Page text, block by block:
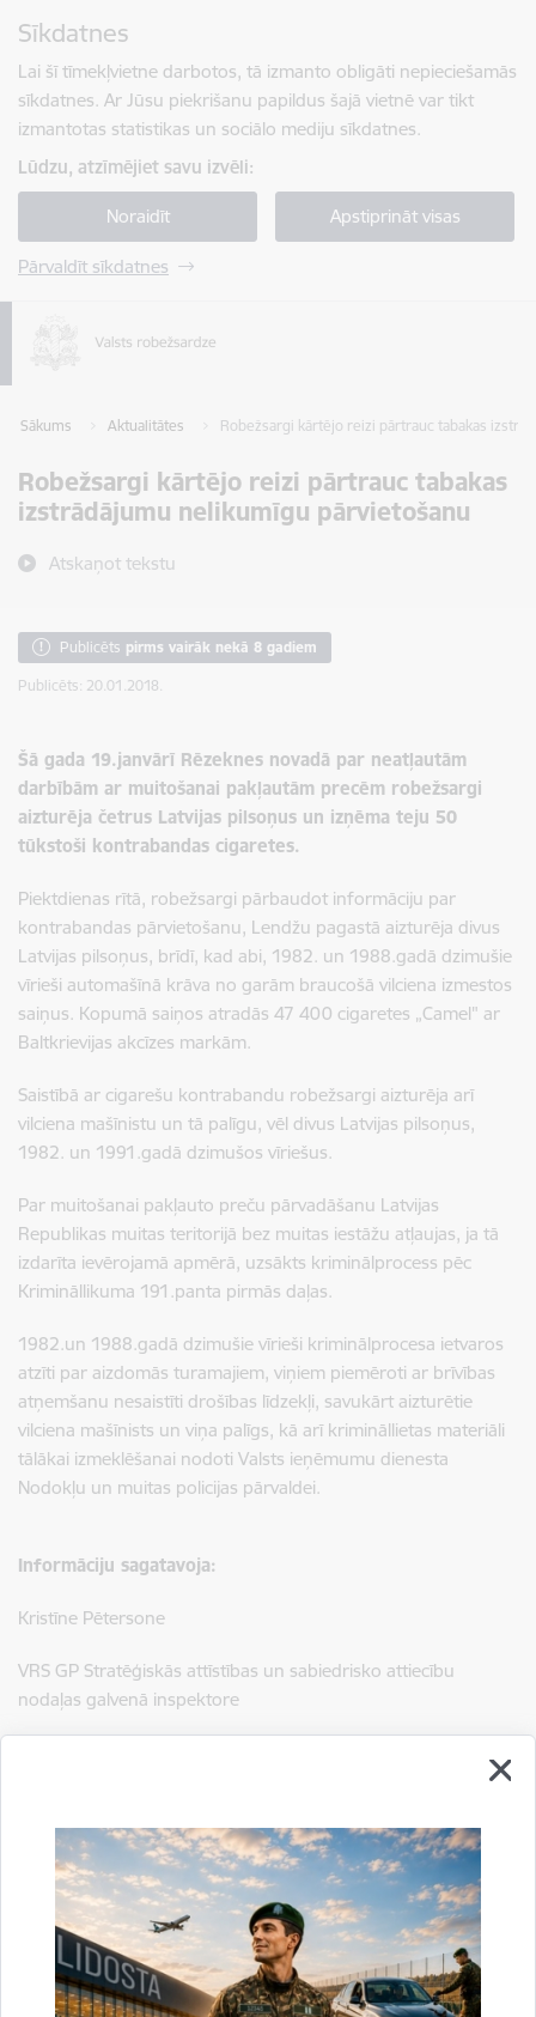
Sīkdatnes
Lai šī tīmekļvietne darbotos, tā izmanto obligāti nepieciešamās
sīkdatnes. Ar Jūsu piekrišanu papildus šajā vietnē var tikt
izmantotas statistikas un sociālo mediju sīkdatnes.
Lūdzu, atzīmējiet savu izvēli:
Noraidīt Apstiprināt visas
Pārvaldīt sīkdatnes
Sākums Aktualitātes Robežsargi kārtējo reizi pārtrauc tabakas
Robežsargi kārtējo reizi pārtrauc tabakas
izstrādājumu nelikumīgu pārvietošanu
Atskaņot tekstu
Publicēts pirms vairāk nekā 8 gadiem
Publicēts: 20.01.2018.
Šā gada 19.janvārī Rēzeknes novadā par neatļautām
darbībām ar muitošanai pakļautām precēm robežsargi
aizturēja četrus Latvijas pilsoņus un izņēma teju 50
tūkstoši kontrabandas cigaretes.
Piektdienas rītā, robežsargi pārbaudot informāciju par
kontrabandas pārvietošanu, Lendžu pagastā aizturēja divus
Latvijas pilsoņus, brīdī, kad abi, 1982. un 1988.gadā dzimušie
vīrieši automašīnā krāva no garām braucošā vilciena izmestos
saiņus. Kopumā saiņos atradās 47 400 cigaretes „Camel" ar
Baltkrievijas akcīzes markām.
Saistībā ar cigarešu kontrabandu robežsargi aizturēja arī
vilciena mašīnistu un tā palīgu, vēl divus Latvijas pilsoņus,
1982. un 1991.gadā dzimušos vīriešus.
Par muitošanai pakļauto preču pārvadāšanu Latvijas
Republikas muitas teritorijā bez muitas iestāžu atļaujas, ja tā
izdarīta ievērojamā apmērā, uzsākts kriminālprocess pēc
Krimināllikuma 191.panta pirmās daļas.
1982.un 1988.gadā dzimušie vīrieši kriminālprocesa ietvaros
atzīti par aizdomās turamajiem, viņiem piemēroti ar brīvības
atņemšanu nesaistīti drošības līdzekļi, savukārt aizturētie
vilciena mašīnists un viņa palīgs, kā arī krimināllietas materiāli
tālākai izmeklēšanai nodoti Valsts ieņēmumu dienesta
Nodokļu un muitas policijas pārvaldei.
Informāciju sagatavoja:
Kristīne Pētersone
VRS GP Stratēģiskās attīstības un sabiedrisko attiecību
nodaļas galvenā inspektore
Saistītas tēmas
Aktualitātes: Konstatētie pārkāpumi